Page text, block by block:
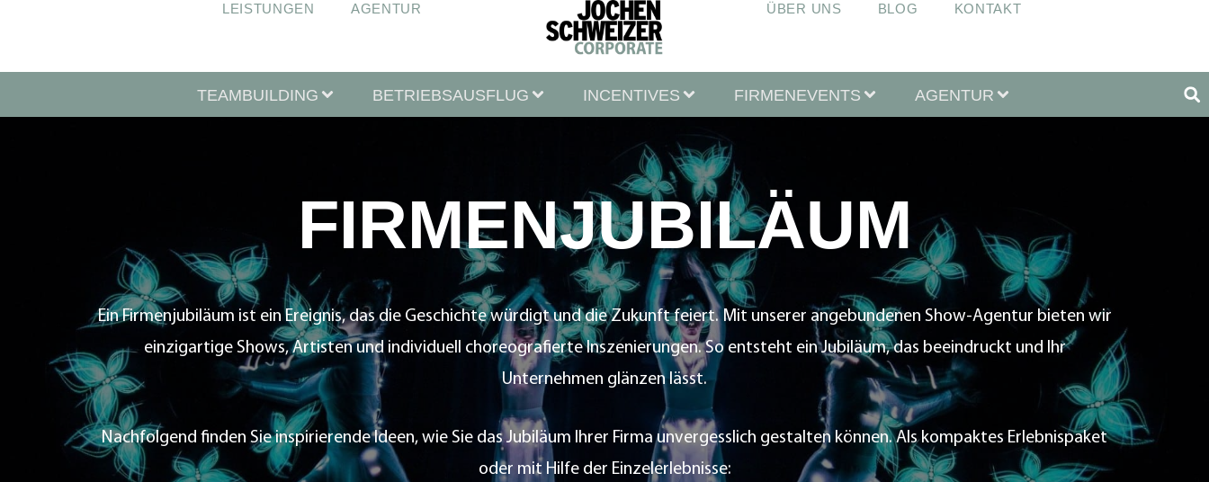
LEISTUNGEN AGENTUR ÜBER UNS BLOG KONTAKT
TEAMBUILDING BETRIEBSAUSFLUG INCENTIVES FIRMENEVENTS AGENTUR
FIRMENJUBILÄUM
Ein Firmenjubiläum ist ein Ereignis, das die Geschichte würdigt und die Zukunft feiert. Mit unserer angebundenen Show-Agentur bieten wir
einzigartige Shows, Artisten und individuell choreografierte Inszenierungen. So entsteht ein Jubiläum, das beeindruckt und Ihr
Unternehmen glänzen lässt.
Nachfolgend finden Sie inspirierende Ideen, wie Sie das Jubiläum Ihrer Firma unvergesslich gestalten können. Als kompaktes Erlebnispaket
oder mit Hilfe der Einzelerlebnisse: